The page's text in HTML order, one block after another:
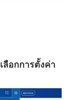
เลือกการตั้งค่า